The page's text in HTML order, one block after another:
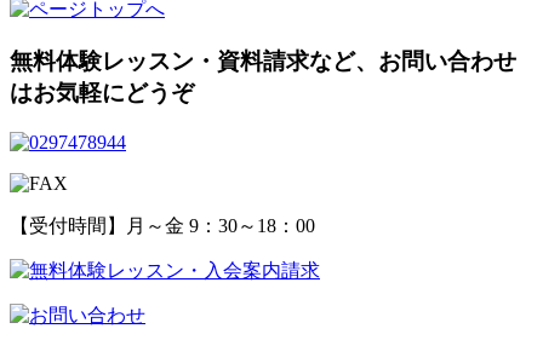
無料体験レッスン・資料請求など、 お問い合わせ
はお気軽にどうぞ
【受付時間】月～金 9：30～18：00